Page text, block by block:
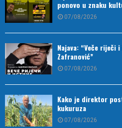
ponovo u znaku
07/08/2026
Najava: “Veče riječi
Zafranović”
07/08/2026
Kako je direktor
kukuruza
07/08/2026